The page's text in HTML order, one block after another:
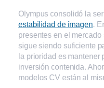
Olympus consolidó la
estabilidad de imagen.
presentes en el
sigue siendo suficiente
la prioridad es
inversión contenida.
modelos CV están al